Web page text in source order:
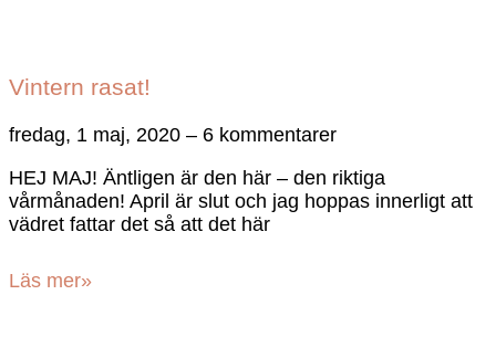
Vintern rasat!
fredag, 1 maj, 2020
6 kommentarer
HEJ MAJ! Äntligen är den här – den riktiga
vårmånaden! April är slut och jag hoppas innerligt att
vädret fattar det så att det här
Läs mer»